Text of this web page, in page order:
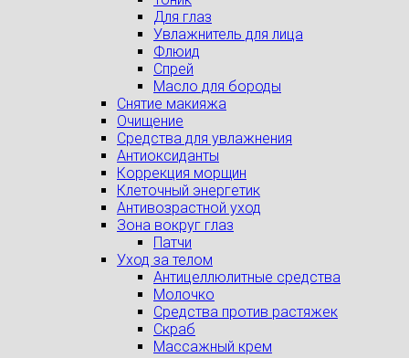
Для глаз
Увлажнитель для лица
Флюид
Спрей
Масло для бороды
Снятие макияжа
Очищение
Средства для увлажнения
Антиоксиданты
Коррекция морщин
Клеточный энергетик
Антивозрастной уход
Зона вокруг глаз
Патчи
Уход за телом
Антицеллюлитные средства
Молочко
Средства против растяжек
Скраб
Массажный крем